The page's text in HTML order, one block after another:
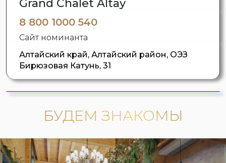
Grand Chalet Altay
8 800 1000 540
Сайт номинанта
Алтайский край, Алтайский район, ОЭЗ
Бирюзовая Катунь, 31
БУДЕМ ЗНАКОМЫ